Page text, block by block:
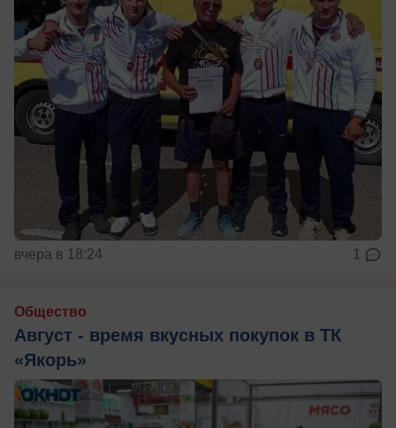
вчера в 18:24 1
Общество
Август - время вкусных покупок в ТК
«Якорь»